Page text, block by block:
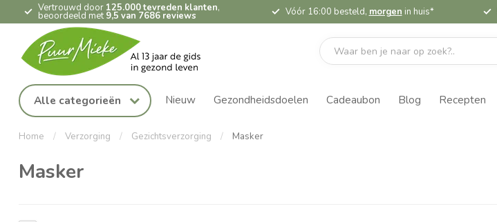
Vertrouwd door 125.000 tevreden klanten,
beoordeeld met 9,5 van 7686 reviews Vóór 16:00 besteld, morgen in huis*
Alle categorieën Nieuw Gezondheidsdoelen Cadeaubon Blog Recepten
Home / Verzorging / Gezichtsverzorging / Masker
Masker